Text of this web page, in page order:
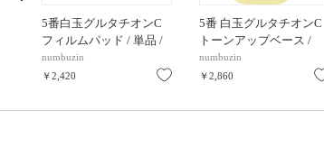
5番白玉グルタチオンC
フィルムパッド / 単品 /
70枚
numbuzin
￥2,420
お気に入り
5番 白玉グルタチオンC
トーンアップベース /
SPF50+ / PA++++ / 30mL
numbuzin
￥2,860